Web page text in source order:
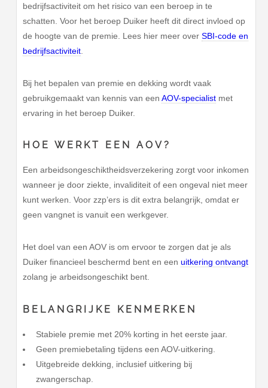
bedrijfsactiviteit om het risico van een beroep in te
schatten. Voor het beroep Duiker heeft dit direct invloed op
de hoogte van de premie. Lees hier meer overSBI-code en
bedrijfsactiviteit
Bij het bepalen van premie en dekking wordt vaak
gebruikgemaakt van kennis van eenAOV-specialist met
ervaring in het beroep Duiker.
HOE WERKT EEN AOV?
Een arbeidsongeschiktheidsverzekering zorgt voor inkomen
wanneer je door ziekte, invaliditeit of een ongeval niet meer
kunt werken. Voor zzp’ers is dit extra belangrijk, omdat er
geen vangnet is vanuit een werkgever.
Het doel van een AOV is om ervoor te zorgen dat je als
Duiker financieel beschermd bent en eenuitkering ontvangt
zolang je arbeidsongeschikt bent.
BELANGRIJKE KENMERKEN
Stabiele premie met 20% korting in het eerste jaar.
Geen premiebetaling tijdens een AOV-uitkering.
Uitgebreide dekking, inclusief uitkering bij
zwangerschap.